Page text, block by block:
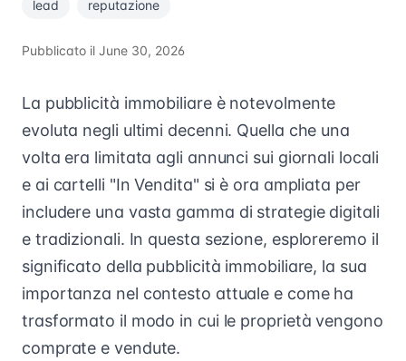
lead reputazione
Pubblicato il June 30, 2026
La pubblicità immobiliare è notevolmente
evoluta negli ultimi decenni. Quella che una
volta era limitata agli annunci sui giornali locali
e ai cartelli "In Vendita" si è ora ampliata per
includere una vasta gamma di strategie digitali
e tradizionali. In questa sezione, esploreremo il
significato della pubblicità immobiliare, la sua
importanza nel contesto attuale e come ha
trasformato il modo in cui le proprietà vengono
comprate e vendute.